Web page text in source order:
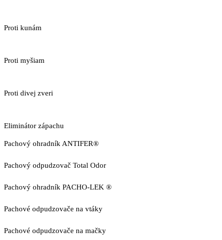
Proti kunám
Proti myšiam
Proti divej zveri
Eliminátor zápachu
Pachový ohradník ANTIFER®
Pachový odpudzovač Total Odor
Pachový ohradník PACHO-LEK ®
Pachové odpudzovače na vtáky
Pachové odpudzovače na mačky